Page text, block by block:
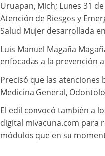
Uruapan, Mich; Lunes 31
Atención de Riesgos y
Salud Mujer desarrollada
Luis Manuel Magaña
enfocadas a la prevención
Precisó que las atenciones
Medicina General,
El edil convocó también a
digital mivacuna.com para
módulos que en su